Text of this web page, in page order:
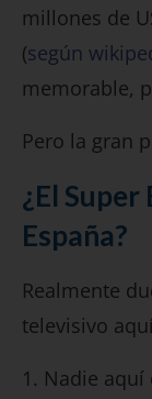
millones de
(según
memorable,
Pero la gran
¿El
España?
Realmente
televisivo
1. Nadie